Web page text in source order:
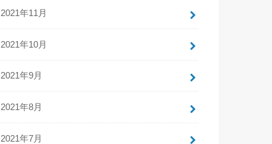
2021年11月
2021年10月
2021年9月
2021年8月
2021年7月